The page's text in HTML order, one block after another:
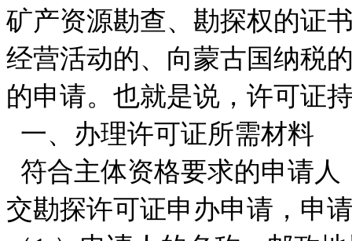
矿产资源勘查、勘探权的证
经营活动的、向蒙古国纳税
的申请。也就是说，许可证
一、办理许可证所需材料
符合主体资格要求的申请
交勘探许可证申办申请，申